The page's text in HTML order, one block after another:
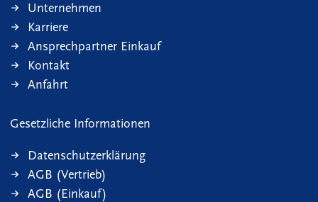
Unternehmen
Karriere
Ansprechpartner Einkauf
Kontakt
Anfahrt
Gesetzliche Informationen
Datenschutzerklärung
AGB (Vertrieb)
AGB (Einkauf)